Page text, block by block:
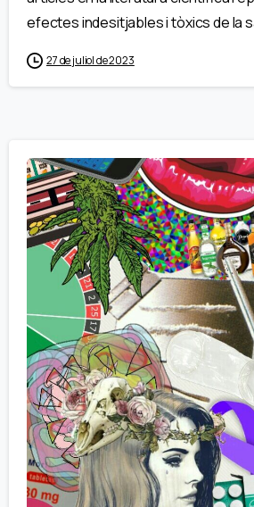
efectes indesitjables i tòxics de la
27 de juliol de 2023